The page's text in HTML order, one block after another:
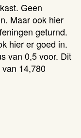
Geen
Maar ook hier
geturnd.
hier er goed in.
van 0,5 voor. Dit
14,780